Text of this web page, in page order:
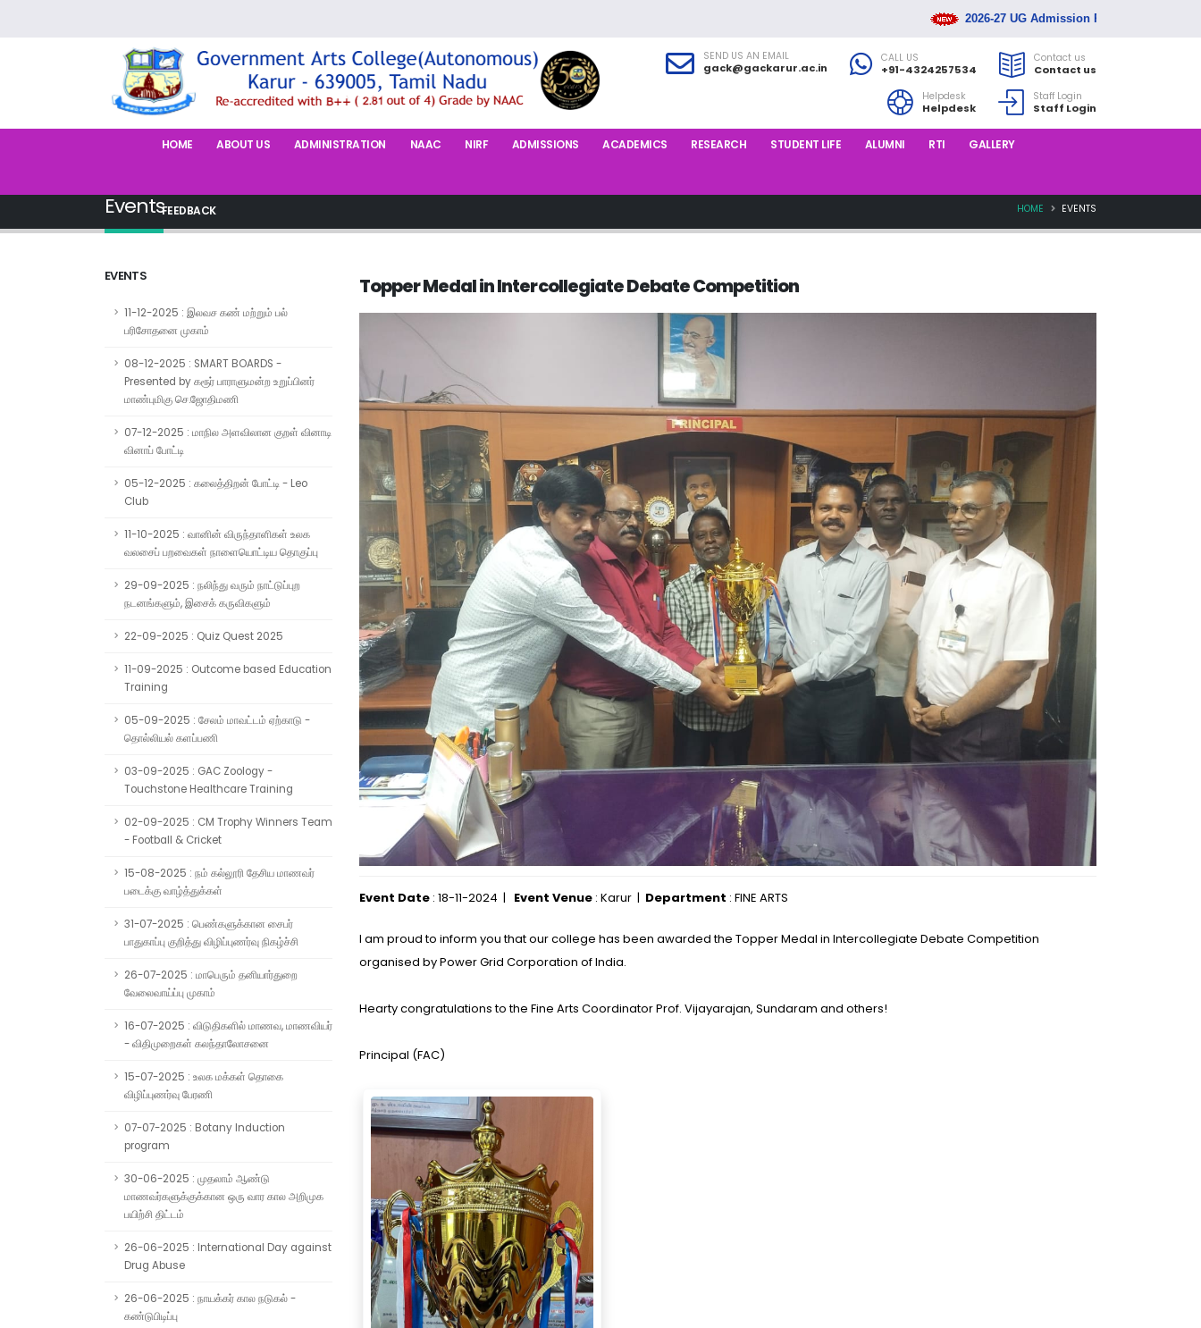
2026-27 UG Admission Rank List Released
SEND US AN EMAIL
gack@gackarur.ac.in
CALL US
+91-4324257534
Contact us
Contact us
Helpdesk
Helpdesk
Staff Login
Staff Login
HOME ABOUT US ADMINISTRATION NAAC NIRF ADMISSIONS ACADEMICS RESEARCH STUDENT LIFE ALUMNI RTI GALLERY
FEEDBACK
Events HOME EVENTS
EVENTS
11-12-2025 : இலவச கண் மற்றும் பல்
பரிசோதனை முகாம்
08-12-2025 : SMART BOARDS -
Presented by கரூர் பாராளுமன்ற உறுப்பினர்
மாண்புமிகு செ.ஜோதிமணி
07-12-2025 : மாநில அளவிலான குறள் வினாடி
வினாப் போட்டி
05-12-2025 : கலைத்திறன் போட்டி - Leo
Club
11-10-2025 : வானின் விருந்தாளிகள் உலக
வலசைப் பறவைகள் நாளையொட்டிய தொகுப்பு
29-09-2025 : நலிந்து வரும் நாட்டுப்புற
நடனங்களும், இசைக் கருவிகளும்
22-09-2025 : Quiz Quest 2025
11-09-2025 : Outcome based Education
Training
05-09-2025 : சேலம் மாவட்டம் ஏற்காடு -
தொல்லியல் களப்பணி
03-09-2025 : GAC Zoology -
Touchstone Healthcare Training
02-09-2025 : CM Trophy Winners Team
- Football & Cricket
15-08-2025 : நம் கல்லூரி தேசிய மாணவர்
படைக்கு வாழ்த்துக்கள்
31-07-2025 : பெண்களுக்கான சைபர்
பாதுகாப்பு குறித்து விழிப்புணர்வு நிகழ்ச்சி
26-07-2025 : மாபெரும் தனியார்துறை
வேலைவாய்ப்பு முகாம்
16-07-2025 : விடுதிகளில் மாணவ, மாணவியர்
- விதிமுறைகள் கலந்தாலோசனை
15-07-2025 : உலக மக்கள் தொகை
விழிப்புணர்வு பேரணி
07-07-2025 : Botany Induction
program
30-06-2025 : முதலாம் ஆண்டு
மாணவர்களுக்குக்கான ஒரு வார கால அறிமுக
பயிற்சி திட்டம்
26-06-2025 : International Day against
Drug Abuse
26-06-2025 : நாயக்கர் கால நடுகல் -
கண்டுபிடிப்பு
Topper Medal in Intercollegiate Debate Competition
Event Date : 18-11-2024 | Event Venue : Karur | Department : FINE ARTS
I am proud to inform you that our college has been awarded the Topper Medal in Intercollegiate Debate Competition
organised by Power Grid Corporation of India.
Hearty congratulations to the Fine Arts Coordinator Prof. Vijayarajan, Sundaram and others!
Principal (FAC)